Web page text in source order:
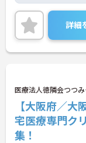
に詳細をご案内し
い！
詳細
医療法人徳隣会つつ
【大阪府／
宅医療専門ク
集！